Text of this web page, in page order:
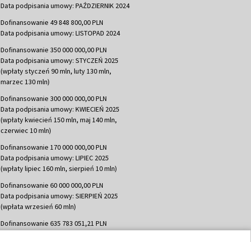
Data podpisania umowy: PAŹDZIERNIK 2024
Dofinansowanie 49 848 800,00 PLN
Data podpisania umowy: LISTOPAD 2024
Dofinansowanie 350 000 000,00 PLN
Data podpisania umowy: STYCZEŃ 2025
(wpłaty styczeń 90 mln, luty 130 mln,
marzec 130 mln)
Dofinansowanie 300 000 000,00 PLN
Data podpisania umowy: KWIECIEŃ 2025
(wpłaty kwiecień 150 mln, maj 140 mln,
czerwiec 10 mln)
Dofinansowanie 170 000 000,00 PLN
Data podpisania umowy: LIPIEC 2025
(wpłaty lipiec 160 mln, sierpień 10 mln)
Dofinansowanie 60 000 000,00 PLN
Data podpisania umowy: SIERPIEŃ 2025
(wpłata wrzesień 60 mln)
Dofinansowanie 635 783 051,21 PLN